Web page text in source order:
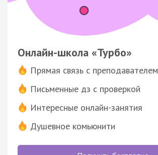
Онлайн-школа «Турбо»
Прямая связь с преподавателем
Письменные дз с проверкой
Интересные онлайн-занятия
Душевное комьюнити